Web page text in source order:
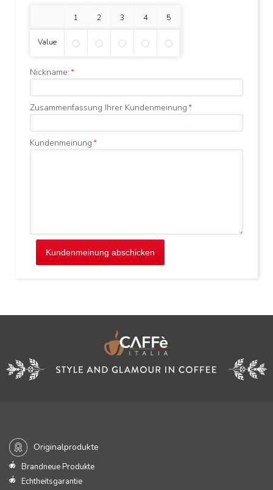
1 Stern 2 Sterne3 Sterne4 Sterne5 Sterne
Value
*
Nickname:
*
Zusammenfassung Ihrer Kundenmeinung
*
Kundenmeinung
Kundenmeinung abschicken
Originalprodukte
Brandneue Produkte
Echtheitsgarantie